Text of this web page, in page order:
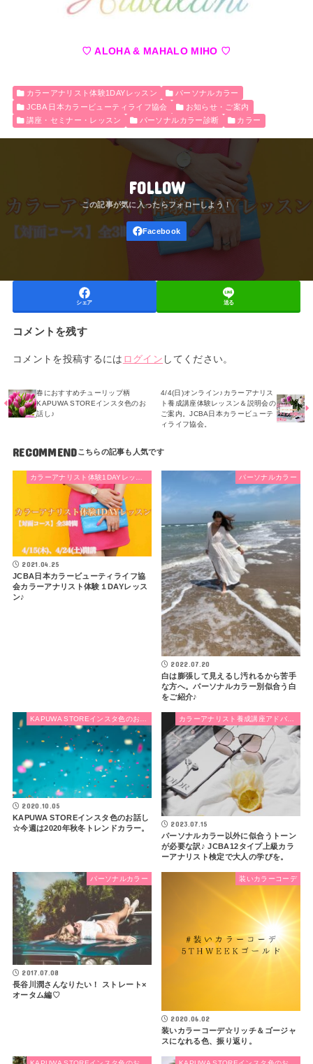
♡ ALOHA & MAHALO MIHO ♡
カラーアナリスト体験1DAYレッスン
パーソナルカラー
JCBA 日本カラービューティライフ協会
お知らせ・ご案内
講座・セミナー・レッスン
パーソナルカラー診断 カラー
FOLLOW
シェア 送る
コメントを残す
コメントを投稿するには ログイン してください。
春におすすめチューリップ柄
KAPUWA STOREインスタ色のお
話し♪
4/4(日)オンライン♪カラーアナリス
ト養成講座体験レッスン＆説明会の
ご案内。JCBA日本カラービューテ
ィライフ協会。
RECOMMEND
2021.04.25
JCBA日本カラービューティライフ協
会カラーアナリスト体験１DAYレッス
ン♪
パーソナルカラー
2022.07.20
白は膨張して見えるし汚れるから苦手
な方へ。パーソナルカラー別似合う白
をご紹介♪
2020.10.05
KAPUWA STOREインスタ色のお話し
☆今週は2020年秋冬トレンドカラー。
2023.07.15
パーソナルカラー以外に似合うトーン
が必要な訳♪ JCBA12タイプ上級カラ
ーアナリスト検定で大人の学びを。
パーソナルカラー
2017.07.08
長谷川潤さんなりたい！ ストレート×
オータム編♡
装いカラーコーデ
2020.06.02
装いカラーコーデ☆リッチ＆ゴージャ
スになれる色、振り返り。